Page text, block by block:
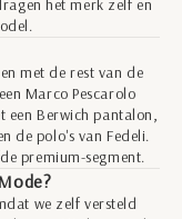
het merk zelf en
met de rest van de
Marco Pescarolo
eenBerwich pantalon,
de polo's vanFedeli.
premium-segment.
we zelf versteld